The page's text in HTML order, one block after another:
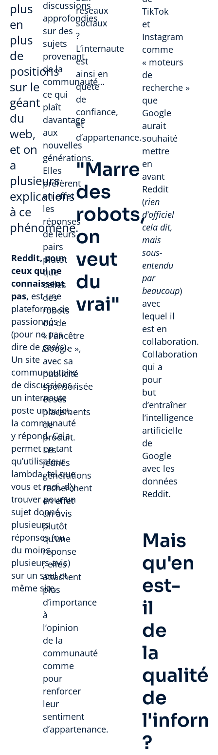
plus
en
plus
de
positions
sur le
géant
du
web,
et on
a
plusieurs
explications
à ce
phénomène.
Reddit, pour
ceux qui ne
connaissent
pas, est une
plateforme de
passionnés
(pour ne pas
dire de geeks).
Un site
communautaire
de discussions :
un internaute
poste un sujet,
la communauté
y répond. Cela
permet en tant
qu’utilisateur
lambda, tel que
vous et moi, d’y
trouver pour un
sujet donné
plusieurs
réponses (ou
du moins,
plusieurs avis)
sur un seul et
même site.
discussions
approfondies
sur des
sujets
provenant
de la
communauté…
ce qui
plaît
davantage
aux
nouvelles
générations.
Elles
préfèrent
en effet
les
réponses
de leurs
pairs
plutôt
que
celles
des
robots
ou de
« l’ancêtre
Google »,
avec sa
publicité
sponsorisée
et ses
placements
de
produit.
Les
jeunes
générations
recherchent
en effet
un avis
plutôt
qu’une
réponse
; elles
attachent
plus
d’importance
à
l’opinion
de la
communauté
comme
pour
renforcer
leur
sentiment
d’appartenance.
réseaux
sociaux
?
L’internaute
est
ainsi en
quête
de
confiance,
et
d’appartenance.
"Marre
des
robots,
on
veut
du
vrai"
TikTok
et
Instagram
comme
« moteurs
de
recherche »
que
Google
aurait
souhaité
mettre
en
avant
Reddit
(rien
d’officiel
cela dit,
mais
sous-
entendu
par
beaucoup)
avec
lequel il
est en
collaboration.
Collaboration
qui a
pour
but
d’entraîner
l’intelligence
artificielle
de
Google
avec les
données
Reddit.
Mais
qu'en
est-
il
de
la
qualité
de
?